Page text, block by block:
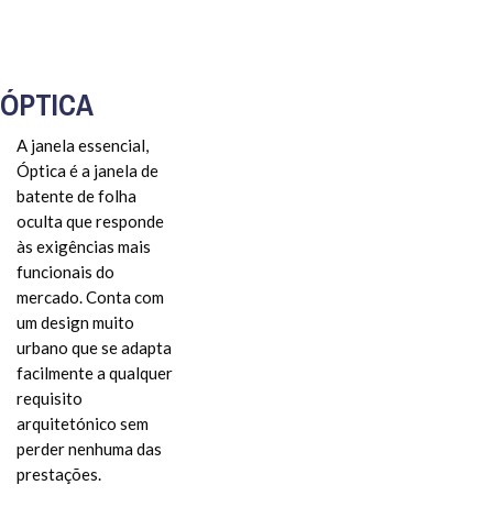
ÓPTICA
A janela essencial,
Óptica é a janela de
batente de folha
oculta que responde
às exigências mais
funcionais do
mercado. Conta com
um design muito
urbano que se adapta
facilmente a qualquer
requisito
arquitetónico sem
perder nenhuma das
prestações.